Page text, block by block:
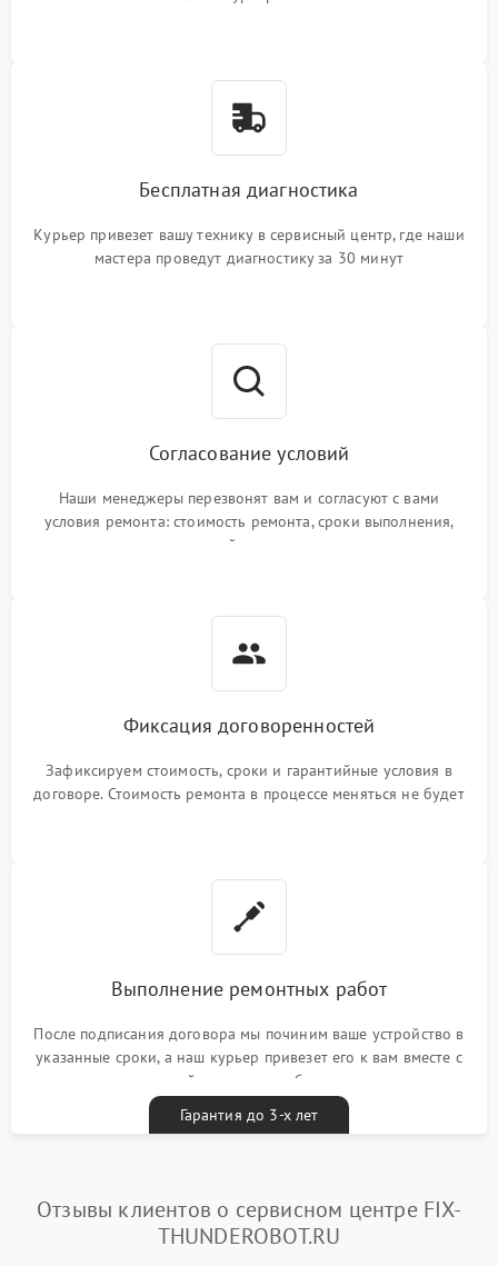
Бесплатная диагностика
Курьер привезет вашу технику в сервисный центр, где наши
мастера проведут диагностику за 30 минут
Согласование условий
Наши менеджеры перезвонят вам и согласуют с вами
условия ремонта: стоимость ремонта, сроки выполнения,
гарантийные условия
Фиксация договоренностей
Зафиксируем стоимость, сроки и гарантийные условия в
договоре. Стоимость ремонта в процессе меняться не будет
Выполнение ремонтных работ
После подписания договора мы починим ваше устройство в
указанные сроки, а наш курьер привезет его к вам вместе с
гарантийным талоном бесплатно
Гарантия до 3-х лет
Отзывы клиентов о сервисном центре FIX-
THUNDEROBOT.RU